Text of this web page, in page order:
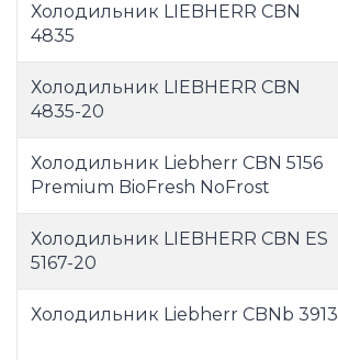
Холодильник LIEBHERR CBN
4835
Холодильник LIEBHERR CBN
4835-20
Холодильник Liebherr CBN 5156
Premium BioFresh NoFrost
Холодильник LIEBHERR CBN ES
5167-20
Холодильник Liebherr CBNb 3913